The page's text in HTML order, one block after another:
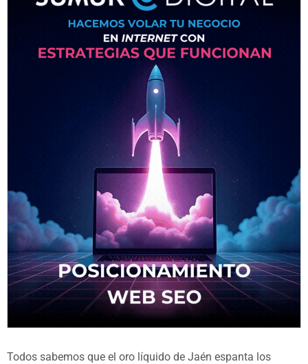
Todos sabemos que el oro líquido de Jaén espanta los